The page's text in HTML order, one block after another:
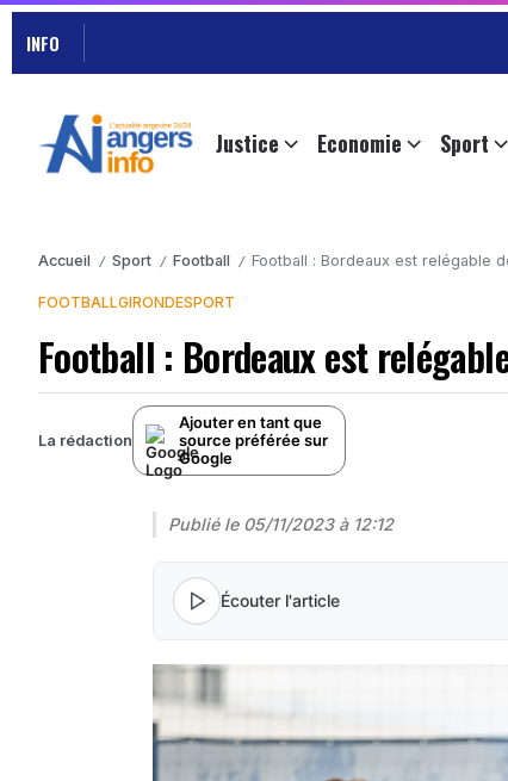
INFO
Justice Economie Sport
Accueil / Sport / Football / Football : Bordeaux est relégable
FOOTBALLGIRONDESPORT
Football : Bordeaux est
La rédaction
Ajouter en tant que
source préférée sur
Google
Publié le 05/11/2023 à 12:12
Écouter l'article